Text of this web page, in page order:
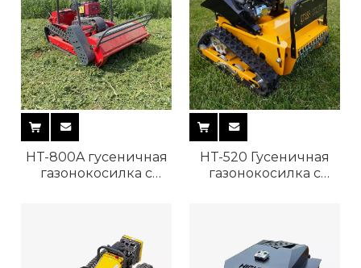
HT-800A гусеничная
газонокосилка с
HT-520 Гусеничная
газонокосилка с